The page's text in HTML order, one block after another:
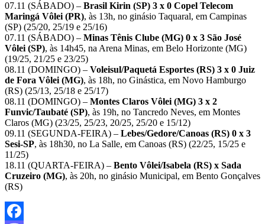
07.11 (SÁBADO) – Brasil Kirin (SP) 3 x 0 Copel Telecom
Maringá Vôlei (PR), às 13h, no ginásio Taquaral, em Campinas
(SP) (25/20, 25/19 e 25/16)
07.11 (SÁBADO) – Minas Tênis Clube (MG) 0 x 3 São José
Vôlei (SP), às 14h45, na Arena Minas, em Belo Horizonte (MG)
(19/25, 21/25 e 23/25)
08.11 (DOMINGO) – Voleisul/Paquetá Esportes (RS) 3 x 0 Juiz
de Fora Vôlei (MG), às 18h, no Ginástica, em Novo Hamburgo
(RS) (25/13, 25/18 e 25/17)
08.11 (DOMINGO) – Montes Claros Vôlei (MG) 3 x 2
Funvic/Taubaté (SP), às 19h, no Tancredo Neves, em Montes
Claros (MG) (23/25, 25/23, 20/25, 25/20 e 15/12)
09.11 (SEGUNDA-FEIRA) – Lebes/Gedore/Canoas (RS) 0 x 3
Sesi-SP, às 18h30, no La Salle, em Canoas (RS) (22/25, 15/25 e
11/25)
18.11 (QUARTA-FEIRA) – Bento Vôlei/Isabela (RS) x Sada
Cruzeiro (MG), às 20h, no ginásio Municipal, em Bento Gonçalves
(RS)